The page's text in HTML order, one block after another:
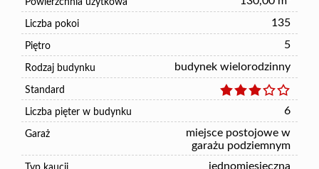
Powierzchnia użytkowa
Liczba pokoi 135
Piętro 5
Rodzaj budynku budynek wielorodzinny
Standard
Liczba pięter w budynku 6
Garaż
miejsce postojowe w
garażu podziemnym
jednomiesięczna